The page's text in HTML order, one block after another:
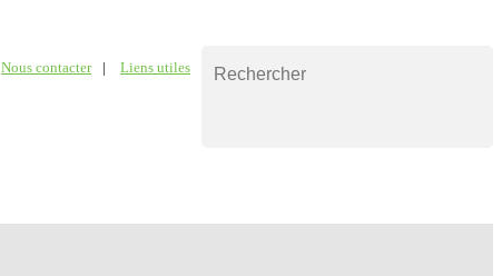
Nous contacter | Liens utiles